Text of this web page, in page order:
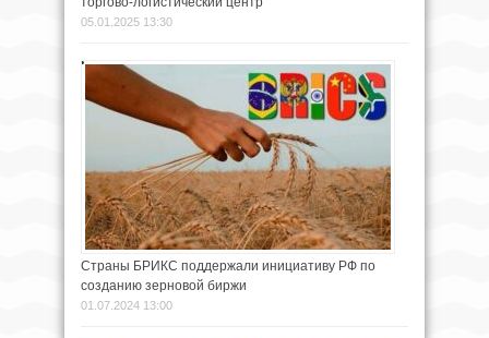
05.01.2025 13:30
Страны БРИКС поддержали инициативу РФ по
созданию зерновой биржи
01.07.2024 13:00